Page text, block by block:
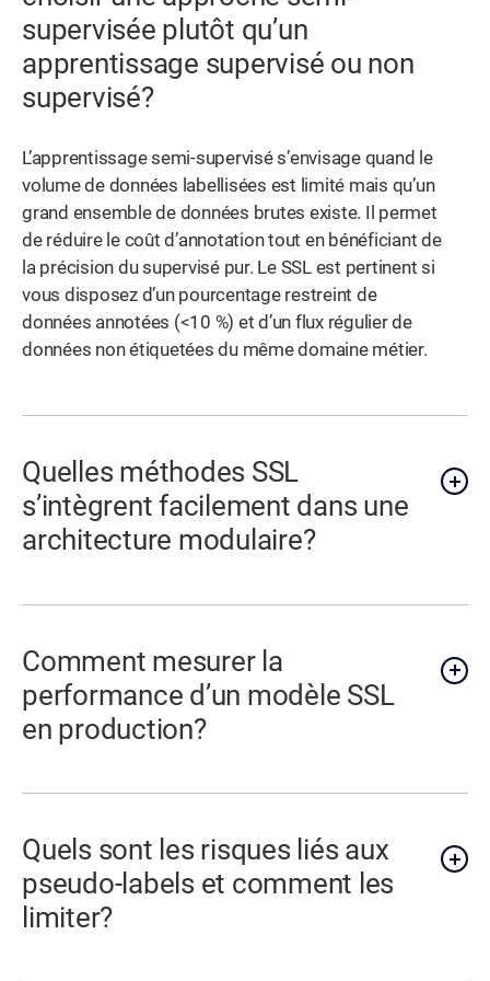
supervisée plutôt qu’un
apprentissage supervisé ou non
supervisé?
L’apprentissage semi-supervisé s’envisage quand le
volume de données labellisées est limité mais qu’un
grand ensemble de données brutes existe. Il permet
de réduire le coût d’annotation tout en bénéficiant de
la précision du supervisé pur. Le SSL est pertinent si
vous disposez d’un pourcentage restreint de
données annotées (<10 %) et d’un flux régulier de
données non étiquetées du même domaine métier.
Quelles méthodes SSL
s’intègrent facilement dans une
architecture modulaire?
Comment mesurer la
performance d’un modèle SSL
en production?
Quels sont les risques liés aux
pseudo-labels et comment les
limiter?